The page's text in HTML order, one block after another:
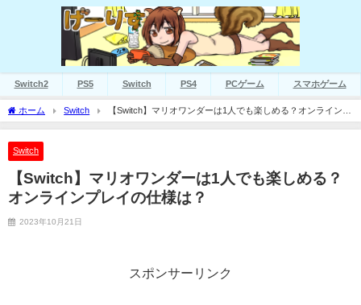
Switch2 PS5 Switch PS4 PCゲーム スマホゲーム
ホーム Switch
【Switch】マリオワンダーは1人でも楽しめる？オンラインプ
レイの仕様は？
Switch
【Switch】マリオワンダーは1人でも楽しめる？
オンラインプレイの仕様は？
2023年10月21日
スポンサーリンク